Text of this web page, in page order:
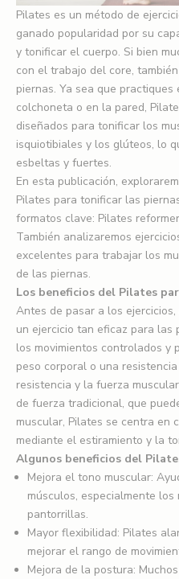
Pilates es un método de
ganado popularidad por su
y tonificar el cuerpo. Si bien
con el trabajo del core,
piernas. Ya sea que
colchoneta o en la pared,
diseñados para tonificar los
isquiotibiales y los glúteos, lo
esbeltas y fuertes.
En esta publicación,
Pilates para tonificar las
formatos clave: Pilates
También analizaremos
excelentes para trabajar los
de las piernas.
Los beneficios del Pilates
Antes de pasar a los
un ejercicio tan eficaz para las
los movimientos controlados y
peso corporal o una
resistencia y la fuerza
de fuerza tradicional, que
muscular, Pilates se centra en
mediante el estiramiento y la
Algunos beneficios del
Mejora el tono muscular:
músculos, especialmente
pantorrillas.
Mayor flexibilidad: Pilates
mejorar el rango de
Mejora de la postura: